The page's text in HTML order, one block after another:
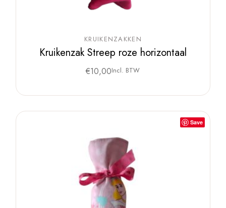
KRUIKENZAKKEN
Kruikenzak Streep roze horizontaal
€10,00Incl. BTW
Save